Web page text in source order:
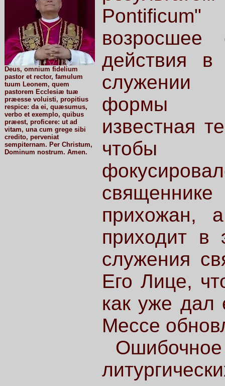
Deus, omnium fidelium
pastor et rector, famulum
tuum Leonem, quem
pastorem Ecclesiæ tuæ
præesse voluisti, propitius
respice: da ei, quæsumus,
verbo et exemplo, quibus
præest, proficere: ut ad
vitam, una cum grege sibi
credito, perveniat
sempiternam. Per Christum,
Dominum nostrum. Amen.
возросшее
действия
формы
известная
чтобы
прихожан,
приходит в
служения
Его Лице,
как уже дал
Мессе
Ошибочное